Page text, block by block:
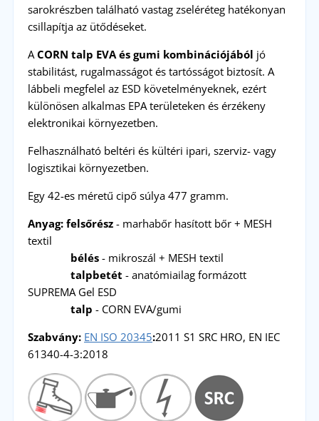
sarokrészben található vastag zseléréteg hatékonyan
csillapítja az ütődéseket.
A CORN talp EVA és gumi kombinációjából jó
stabilitást, rugalmasságot és tartósságot biztosít. A
lábbeli megfelel az ESD követelményeknek, ezért
különösen alkalmas EPA területeken és érzékeny
elektronikai környezetben.
Felhasználható beltéri és kültéri ipari, szerviz- vagy
logisztikai környezetben.
Egy 42-es méretű cipő súlya 477 gramm.
Anyag: felsőrész- marhabőr hasított bőr + MESH
textil
bélés- mikroszál + MESH textil
talpbetét - anatómiailag formázott
SUPREMA Gel ESD
talp - CORN EVA/gumi
Szabvány: EN ISO 20345:2011 S1 SRC HRO, EN IEC
61340-4-3:2018